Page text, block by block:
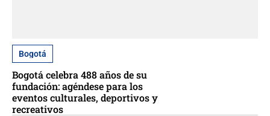
Bogotá
Bogotá celebra 488 años de su
fundación: agéndese para los
eventos culturales, deportivos y
recreativos